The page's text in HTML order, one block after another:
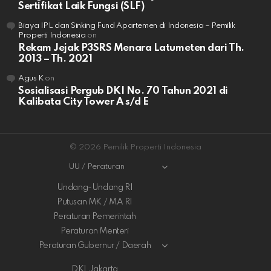
Sertifikat Laik Fungsi (SLF)
Biaya IPL dan Sinking Fund Apartemen di Indonesia – Pemilik
Properti Indonesia on
Rekam Jejak P3SRS Menara Latumeten dari Th.
2013 – Th. 2021
Agus Kon
Sosialisasi Pergub DKI No. 70 Tahun 2021 di
Kalibata City Tower A s/d E
© 2026 Pemilik Properti Indonesia
UU / Peraturan
Undang-Undang RI
Putusan MK / MA RI
Peraturan Pemerintah
Peraturan Menteri
Peraturan Gubernur / Daerah